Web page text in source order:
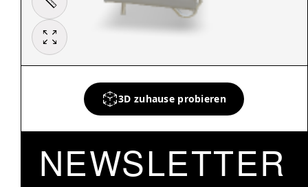
3D zuhause probieren
NEWSLETTER